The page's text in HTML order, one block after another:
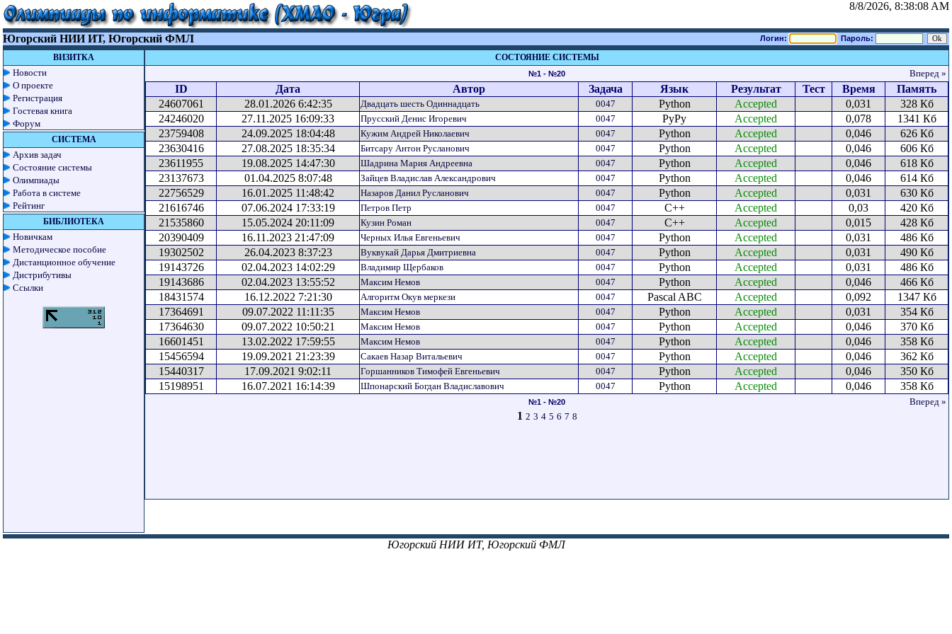
8/8/2026, 8:38:08 AM
Югорский НИИ ИТ, Югорский ФМЛ Логин: Пароль:
ВИЗИТКА
Новости
О проекте
Регистрация
Гостевая книга
Форум
СИСТЕМА
Архив задач
Состояние системы
Олимпиады
Работа в системе
Рейтинг
БИБЛИОТЕКА
Новичкам
Методическое пособие
Дистанционное обучение
Дистрибутивы
Ссылки
СОСТОЯНИЕ СИСТЕМЫ
№1 - №20 Вперед »
ID Дата Автор Задача Язык Результат Тест Время
Память
24607061
28.01.2026 6:42:35 Двадцать шесть Одиннадцать 0047 Python Accepted 0,031
328 Кб
24246020
27.11.2025 16:09:33 Прусский Денис Игоревич 0047 PyPy Accepted 0,078
1341 Кб
23759408
24.09.2025 18:04:48 Кужим Андрей Николаевич 0047 Python Accepted 0,046
626 Кб
23630416
27.08.2025 18:35:34 Битсару Антон Русланович 0047 Python Accepted 0,046
606 Кб
23611955
19.08.2025 14:47:30 Шадрина Мария Андреевна 0047 Python Accepted 0,046
618 Кб
23137673
01.04.2025 8:07:48 Зайцев Владислав Александрович 0047 Python Accepted 0,046
614 Кб
22756529
16.01.2025 11:48:42 Назаров Данил Русланович 0047 Python Accepted 0,031
630 Кб
21616746
07.06.2024 17:33:19 Петров Петр 0047 C++ Accepted 0,03
420 Кб
21535860
15.05.2024 20:11:09 Кузин Роман 0047 C++ Accepted 0,015
428 Кб
20390409
16.11.2023 21:47:09 Черных Илья Евгеньевич 0047 Python Accepted 0,031
486 Кб
19302502
26.04.2023 8:37:23 Вуквукай Дарья Дмитриевна 0047 Python Accepted 0,031
490 Кб
19143726
02.04.2023 14:02:29 Владимир Щербаков 0047 Python Accepted 0,031
486 Кб
19143686
02.04.2023 13:55:52 Максим Немов 0047 Python Accepted 0,046
466 Кб
18431574
16.12.2022 7:21:30 Алгоритм Окув меркези 0047 Pascal ABC Accepted 0,092
1347 Кб
17364691
09.07.2022 11:11:35 Максим Немов 0047 Python Accepted 0,031
354 Кб
17364630
09.07.2022 10:50:21 Максим Немов 0047 Python Accepted 0,046
370 Кб
16601451
13.02.2022 17:59:55 Максим Немов 0047 Python Accepted 0,046
358 Кб
15456594
19.09.2021 21:23:39 Сакаев Назар Витальевич 0047 Python Accepted 0,046
362 Кб
15440317
17.09.2021 9:02:11 Горшанников Тимофей Евгеньевич 0047 Python Accepted 0,046
350 Кб
15198951
16.07.2021 16:14:39 Шпонарский Богдан Владиславович 0047 Python Accepted 0,046 358 Кб
№1 - №20 Вперед »
1 2 3 4 5 6 7 8
Югорский НИИ ИТ, Югорский ФМЛ